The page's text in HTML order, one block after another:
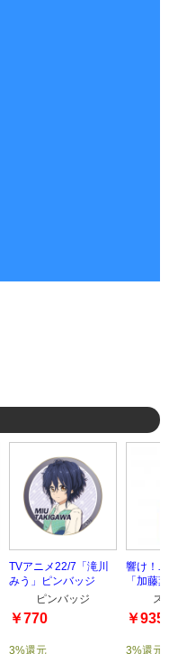
TVアニメ22/7「滝川
みう」ピンバッジ
ピンバッジ
￥770
3%還元
響け！
「加藤
ラップス
￥935
3%還元